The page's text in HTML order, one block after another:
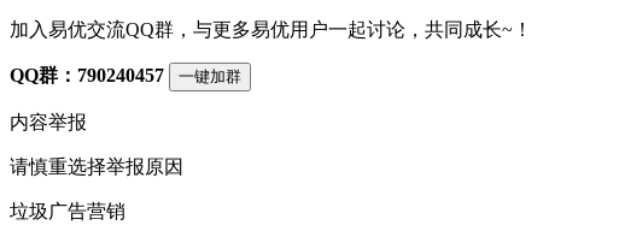
加入易优交流QQ群，与更多易优用户一起讨论，共同成长~！
QQ群：790240457 一键加群
内容举报
请慎重选择举报原因
垃圾广告营销